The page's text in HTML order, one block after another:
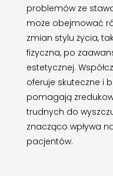
problemów ze
może obejmować
zmian stylu życia,
fizyczna, po
estetycznej.
oferuje skuteczne i
pomagają
trudnych do
znacząco wpływa
pacjentów.